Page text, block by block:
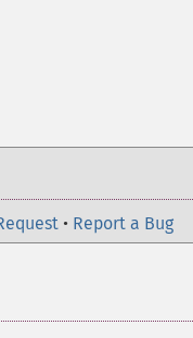
• Report a Bug